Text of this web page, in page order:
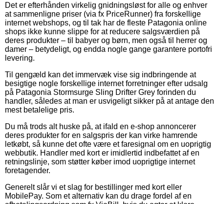
Det er efterhånden virkelig gnidningsløst for alle og enhver
at sammenligne priser (via fx PriceRunner) fra forskellige
internet webshops, og til tak har de fleste Patagonia online
shops ikke kunne slippe for at reducere salgsværdien på
deres produkter – til babyer og børn, men også til herrer og
damer – betydeligt, og endda nogle gange garantere portofri
levering.
Til gengæld kan det immervæk vise sig indbringende at
besigtige nogle forskellige internet forretninger efter udsalg
på Patagonia Stormsurge Sling Drifter Grey forinden du
handler, således at man er usvigeligt sikker på at antage den
mest betalelige pris.
Du må trods alt huske på, at ifald en e-shop annoncerer
deres produkter for en salgspris der kan virke hamrende
letkøbt, så kunne det ofte være et faresignal om en uoprigtig
webbutik. Handler med kort er imidlertid indbefattet af en
retningslinje, som støtter køber imod uoprigtige internet
foretagender.
Generelt slår vi et slag for bestillinger med kort eller
MobilePay. Som et alternativ kan du drage fordel af en